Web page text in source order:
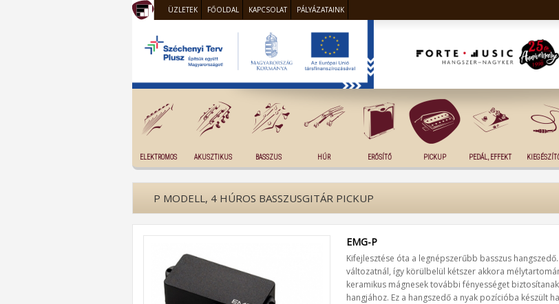
ÜZLETEK FŐOLDAL KAPCSOLAT PÁLYÁZATAINK
ELEKTROMOS AKUSZTIKUS BASSZUS HÚR ERŐSÍTŐ PICKUP PEDÁL, EFFEKT
P MODELL, 4 HÚROS BASSZUSGITÁR PICKUP
EMG-P
Kifejlesztése óta a legnépszerűbb basszus
változatnál, így körülbelül kétszer akkora
keramikus mágnesek további fényességet
hangjához. Ez a hangszedő a nyak pozícióba készült